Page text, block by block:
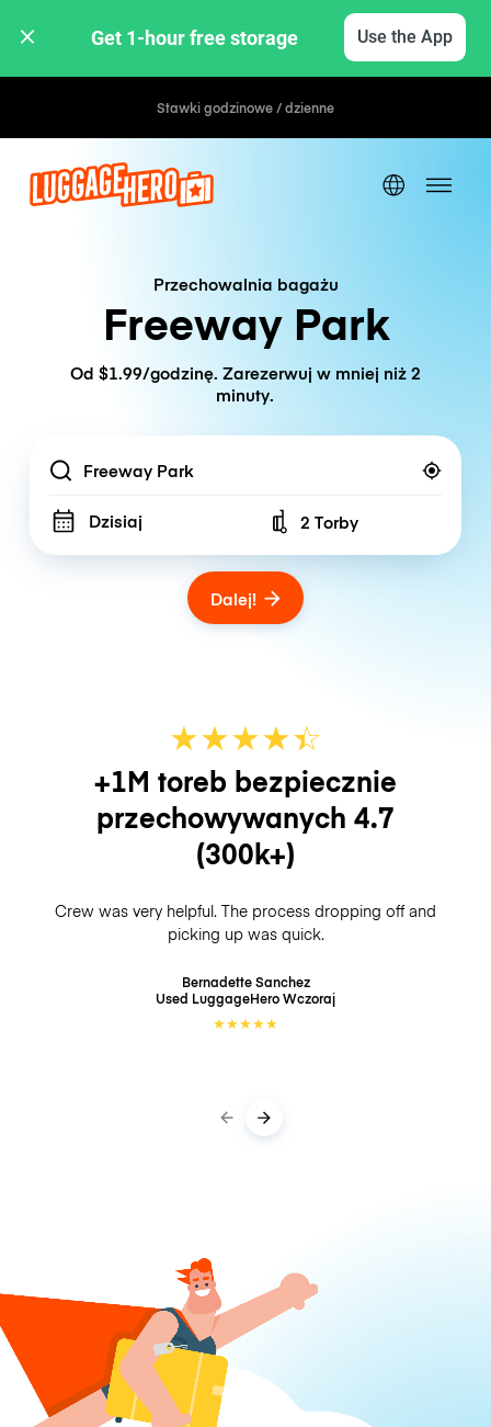
Get 1-hour free storage Use the App
Stawki godzinowe / dzienne
Przechowalnia bagażu
Freeway Park
Od $1.99/godzinę. Zarezerwuj w mniej niż 2
minuty.
Location
Dzisiaj Number of bags
2 Torby
Dalej!
★★★★☆
★
+1M toreb bezpiecznie
przechowywanych 4.7
(300k+)
Crew was very helpful. The process dropping off and
picking up was quick.
Bernadette Sanchez
Used LuggageHeroWczoraj
★★★★★